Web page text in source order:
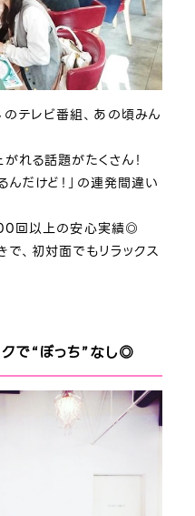
テレビ番組、あの頃みん
れる話題がたくさん！
んだけど！」の連発間違い
回以上の安心実績◎
、初対面でもリラックス
で“ぼっち”なし◎